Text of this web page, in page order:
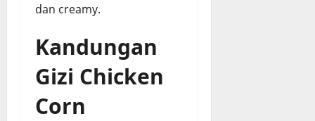
dan creamy.
Kandungan
Gizi Chicken
Corn